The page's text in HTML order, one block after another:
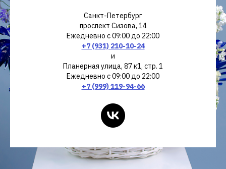
Санкт-Петербург
проспект Сизова, 14
Ежедневно с 09:00 до 22:00
+7 (931) 210-10-24
и
Планерная улица, 87 к1, стр. 1
Ежедневно с 09:00 до 22:00
+7 (999) 119-94-66